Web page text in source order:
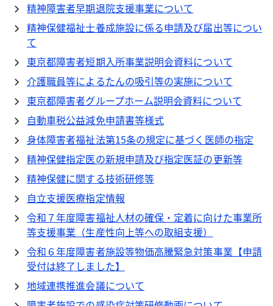
精神障害者早期退院支援事業について
精神保健福祉士養成施設に係る申請及び届出等につい
て
東京都障害者短期入所事業説明会資料について
介護職員等によるたんの吸引等の実施について
東京都障害者グループホーム説明会資料について
自動車税公益減免申請書等様式
身体障害者福祉法第15条の規定に基づく医師の指定
精神保健指定医の新規申請及び指定医証の更新等
精神保健に関する技術研修等
自立支援医療指定情報
令和７年度障害福祉人材の確保・定着に向けた事業所
等支援事業（生産性向上等への取組支援）
令和６年度障害者施設等物価高騰緊急対策事業【申請
受付は終了しました】
地域連携推進会議について